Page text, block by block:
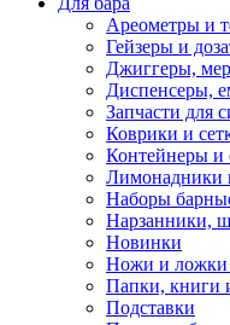
Ареометры и
Гейзеры и
Джиггеры,
Диспенсеры,
Запчасти для
Коврики и
Контейнеры и
Лимонадники
Наборы
Нарзанники,
Новинки
Ножи и ложки
Папки, книги
Подставки